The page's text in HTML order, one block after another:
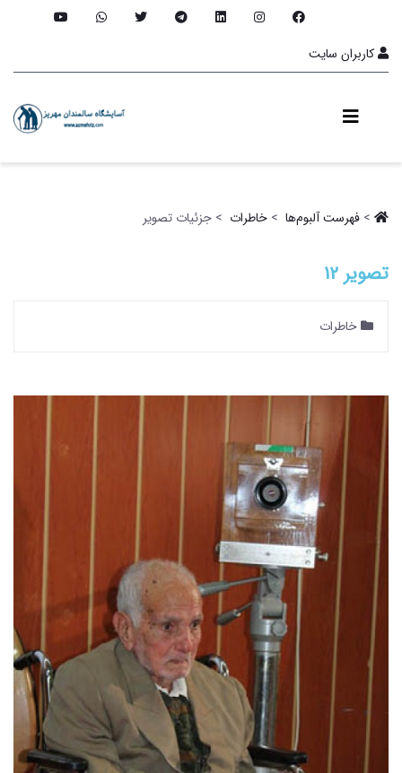
کاربران سایت
> فهرست آلبو‌م‌ها ‏ > خاطرات ‏ > جزئیات تصویر
تصویر 12
خاطرات